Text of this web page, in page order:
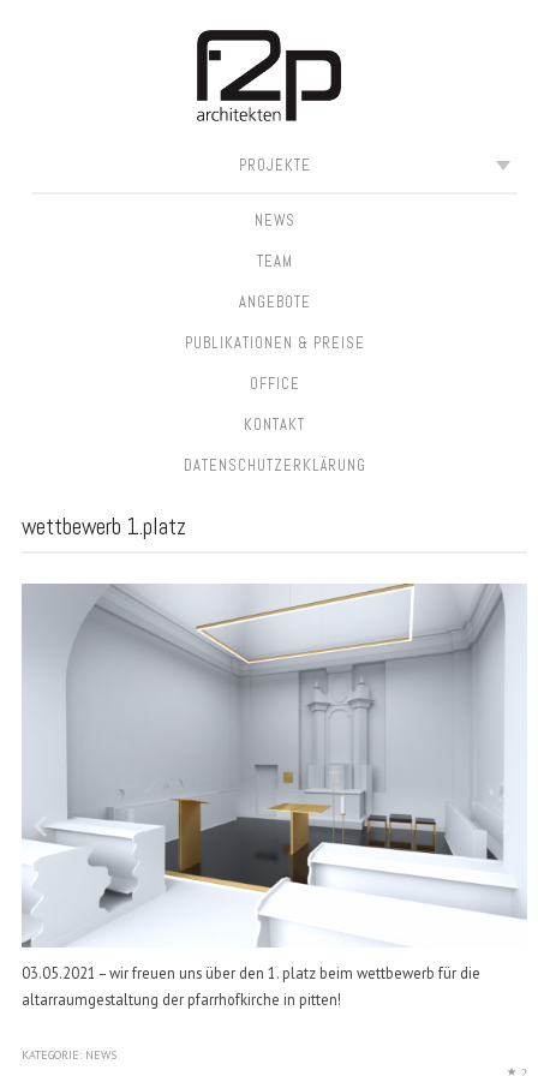
MAIN MENUPROJEKTE
NEWS
TEAM
ANGEBOTE
PUBLIKATIONEN & PREISE
OFFICE
KONTAKT
DATEN­SCHUTZ­ERKLÄRUNG
wettbewerb 1.platz
03.05.2021 – wir freuen uns über den 1. platz beim wettbewerb für die
altarraumgestaltung der pfarrhofkirche in pitten!
KATEGORIE: NEWS
2